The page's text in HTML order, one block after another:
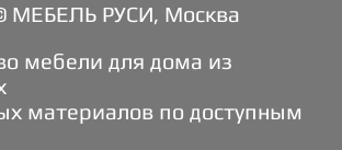
МЕБЕЛЬ РУСИ, Москва
мебели для дома из
материалов по доступным